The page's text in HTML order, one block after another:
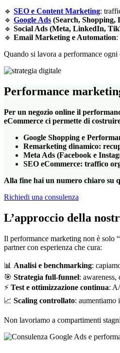
🔹 SEO e Content Marketing:
🔹 Google Ads (Search, Shopping,
🔹 Social Ads (Meta, LinkedIn,
🔹 Email Marketing e Automation:
Quando si lavora a performance
Performance
Per un negozio online il
eCommerce ci permette di
Google Shopping e
Remarketing dinamico:
Meta Ads (Facebook e
SEO eCommerce: traffico
Alla fine hai un numero chiaro su
Richiedi una consulenza
L’approccio della
Il performance marketing non è solo
partner con esperienza che cura:
📊 Analisi e benchmarking:
🎯 Strategia full-funnel:
⚡ Test e ottimizzazione continua:
📈 Scaling controllato: aumentiamo
Non lavoriamo a compartimenti